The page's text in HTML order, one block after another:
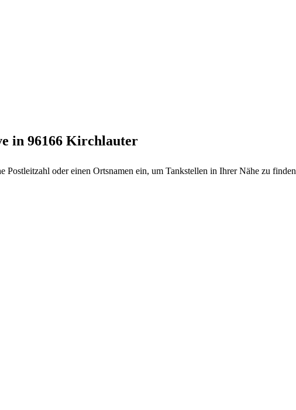
in 96166 Kirchlauter
Postleitzahl oder einen Ortsnamen ein, um Tankstellen in Ihrer Nähe zu finden